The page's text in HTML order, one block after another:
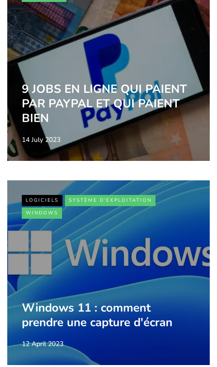
9 JOBS EN LIGNE QUI PAIENT
PAR PAYPAL ET QUI PAIENT
BIEN
14 July 2023
LOGICIELS
SYSTÈME D'EXPLOITATION
WINDOWS
Windows 11 : comment
prendre une capture d'écran
12 April 2023